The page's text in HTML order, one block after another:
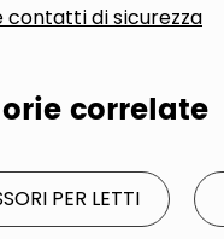
contatti di sicurezza
correlate
PER LETTI